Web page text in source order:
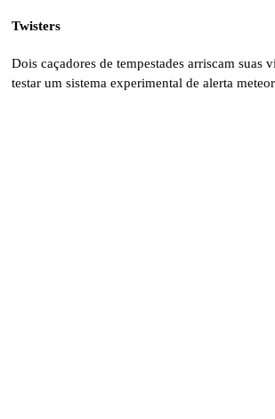
Twisters
Dois caçadores de tempestades arriscam suas
testar um sistema experimental de alerta